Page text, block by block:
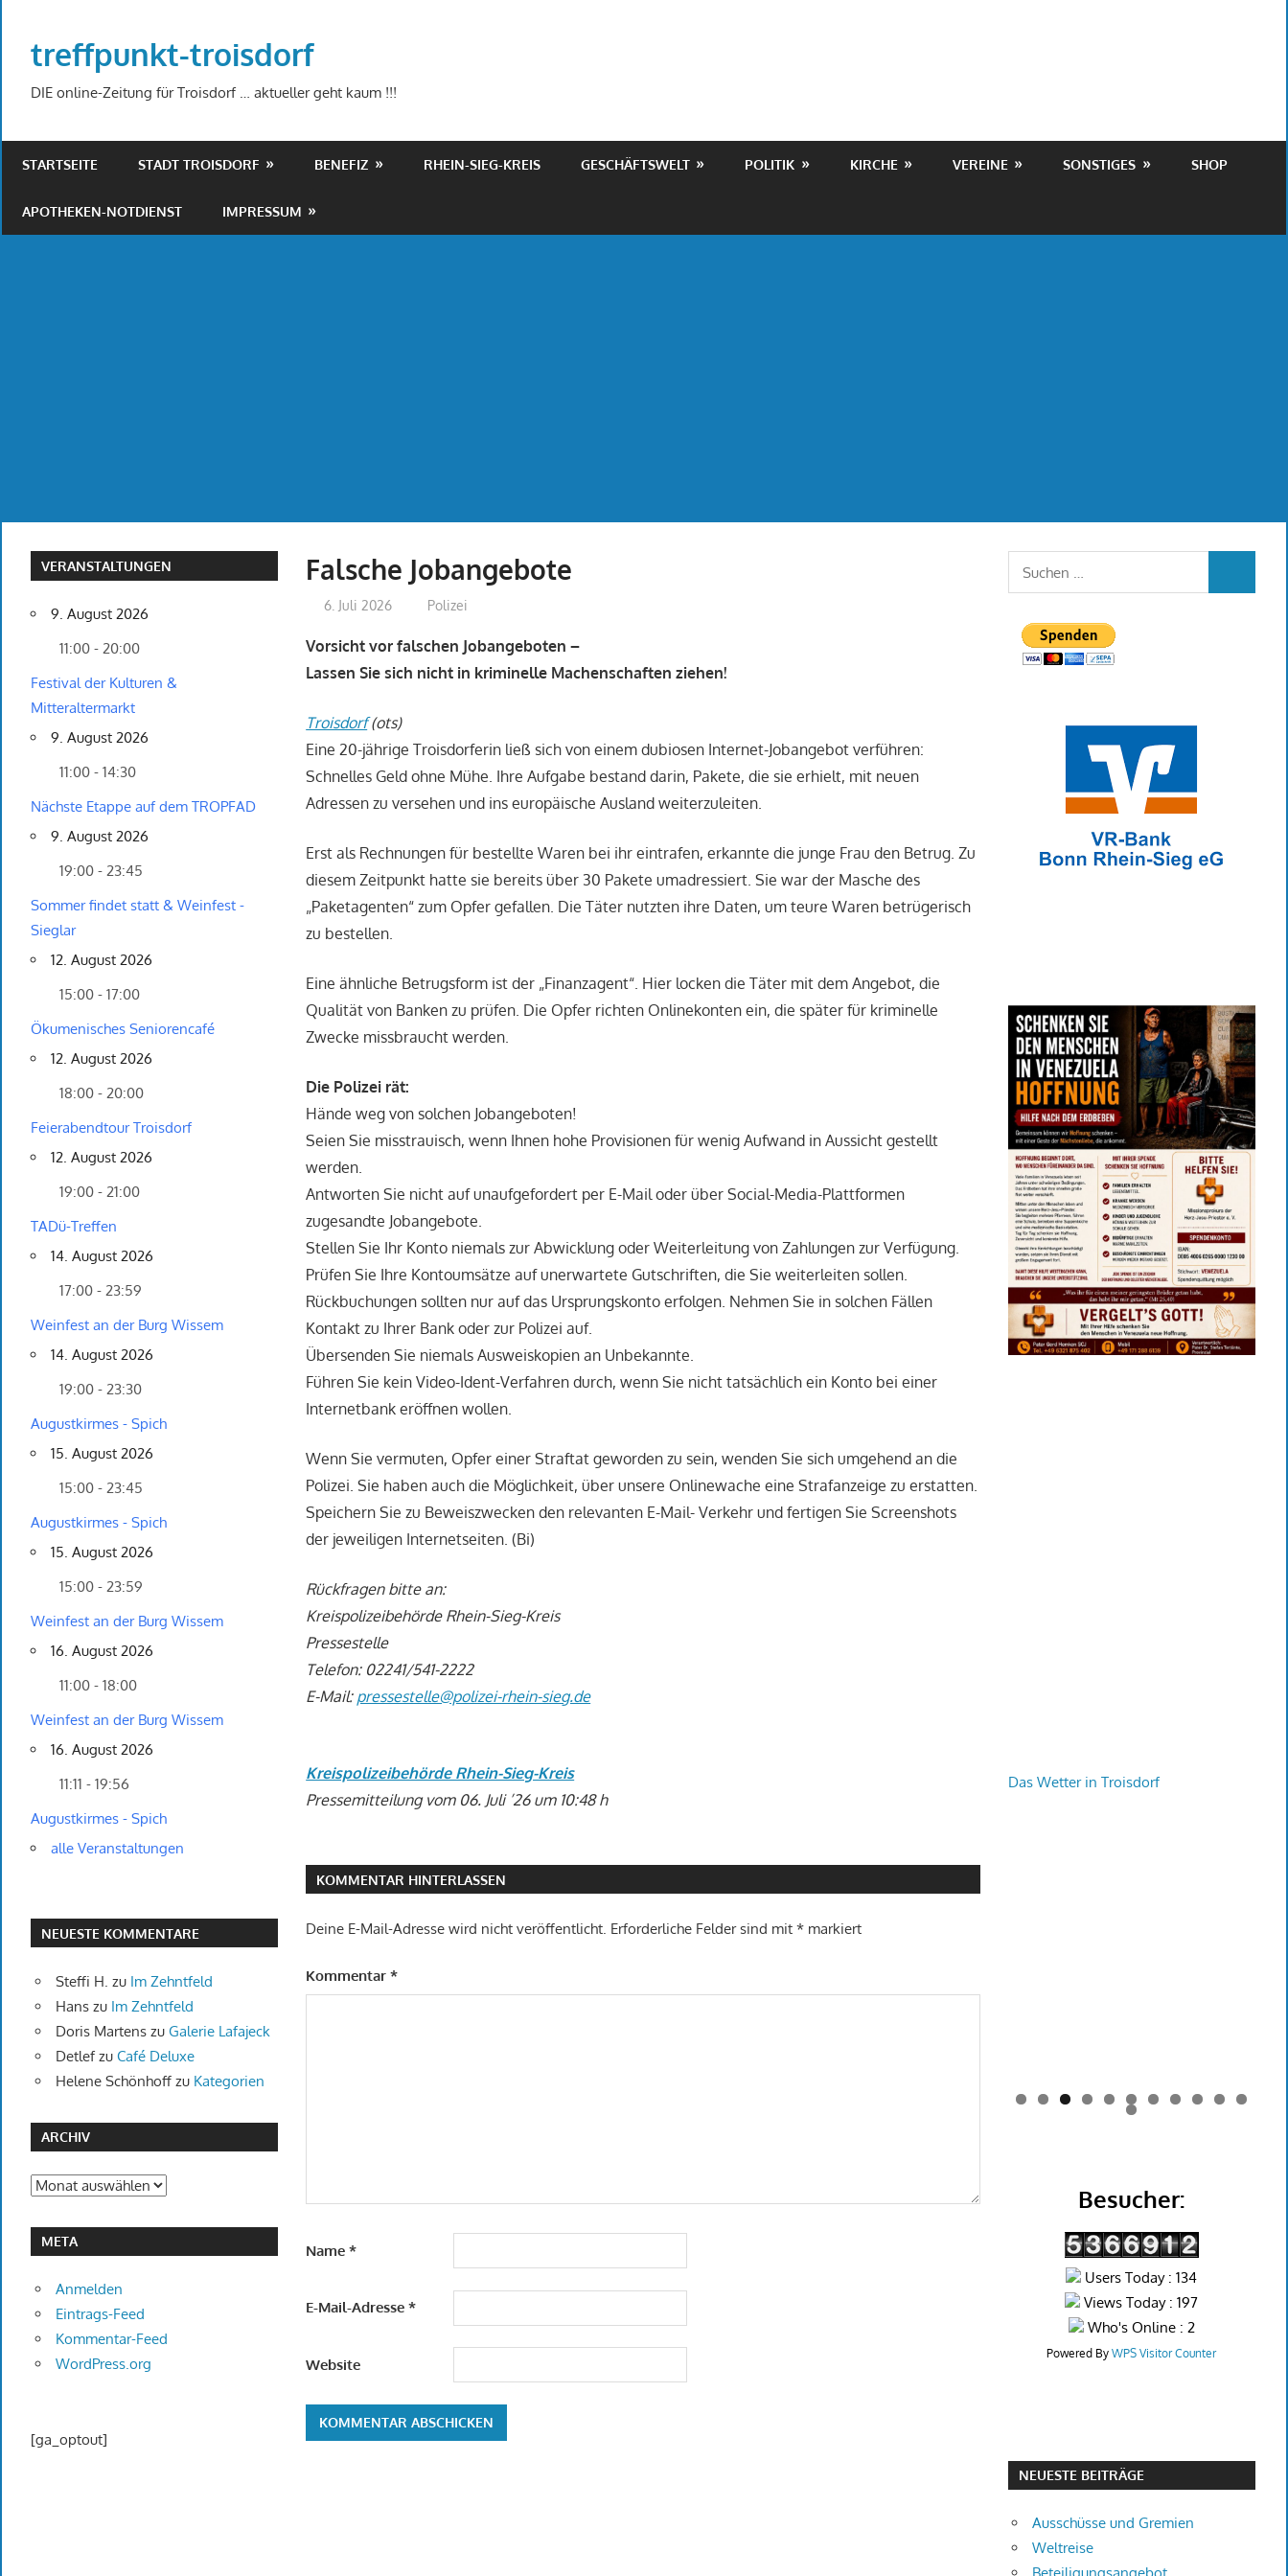
springen
treffpunkt-troisdorf
DIE online-Zeitung für Troisdorf … aktueller geht kaum !!!
STARTSEITE STADT TROISDORF BENEFIZ RHEIN-SIEG-KREIS GESCHÄFTSWELT POLITIK KIRCHE VEREINE SONSTIGES SHOP
APOTHEKEN-NOTDIENST IMPRESSUM
Falsche Jobangebote
6. Juli 2026 treffpunkt
Polizei
Vorsicht vor falschen Jobangeboten –
Lassen Sie sich nicht in kriminelle Machenschaften ziehen!
Troisdorf(ots)
Eine 20-jährige Troisdorferin ließ sich von einem dubiosen Internet-Jobangebot verführen:
Schnelles Geld ohne Mühe. Ihre Aufgabe bestand darin, Pakete, die sie erhielt, mit neuen
Adressen zu versehen und ins europäische Ausland weiterzuleiten.
Erst als Rechnungen für bestellte Waren bei ihr eintrafen, erkannte die junge Frau den Betrug. Zu
diesem Zeitpunkt hatte sie bereits über 30 Pakete umadressiert. Sie war der Masche des
„Paketagenten“ zum Opfer gefallen. Die Täter nutzten ihre Daten, um teure Waren betrügerisch
zu bestellen.
Eine ähnliche Betrugsform ist der „Finanzagent“. Hier locken die Täter mit dem Angebot, die
Qualität von Banken zu prüfen. Die Opfer richten Onlinekonten ein, die später für kriminelle
Zwecke missbraucht werden.
Die Polizei rät:
Hände weg von solchen Jobangeboten!
Seien Sie misstrauisch, wenn Ihnen hohe Provisionen für wenig Aufwand in Aussicht gestellt
werden.
Antworten Sie nicht auf unaufgefordert per E-Mail oder über Social-Media-Plattformen
zugesandte Jobangebote.
Stellen Sie Ihr Konto niemals zur Abwicklung oder Weiterleitung von Zahlungen zur Verfügung.
Prüfen Sie Ihre Kontoumsätze auf unerwartete Gutschriften, die Sie weiterleiten sollen.
Rückbuchungen sollten nur auf das Ursprungskonto erfolgen. Nehmen Sie in solchen Fällen
Kontakt zu Ihrer Bank oder zur Polizei auf.
Übersenden Sie niemals Ausweiskopien an Unbekannte.
Führen Sie kein Video-Ident-Verfahren durch, wenn Sie nicht tatsächlich ein Konto bei einer
Internetbank eröffnen wollen.
Wenn Sie vermuten, Opfer einer Straftat geworden zu sein, wenden Sie sich umgehend an die
Polizei. Sie haben auch die Möglichkeit, über unsere Onlinewache eine Strafanzeige zu erstatten.
Speichern Sie zu Beweiszwecken den relevanten E-Mail- Verkehr und fertigen Sie Screenshots
der jeweiligen Internetseiten. (Bi)
Rückfragen bitte an:
Kreispolizeibehörde Rhein-Sieg-Kreis
Pressestelle
Telefon: 02241/541-2222
E-Mail: pressestelle@polizei-rhein-sieg.de
Kreispolizeibehörde Rhein-Sieg-Kreis
Pressemitteilung vom 06. Juli ’26 um 10:48 h
KOMMENTAR HINTERLASSEN
Deine E-Mail-Adresse wird nicht veröffentlicht. Erforderliche Felder sind mit* markiert
Kommentar*
Name*
E-Mail-Adresse*
Website
VERANSTALTUNGEN
9. August 2026
11:00 - 20:00
Festival der Kulturen &
Mitteraltermarkt
9. August 2026
11:00 - 14:30
Nächste Etappe auf dem TROPFAD
9. August 2026
19:00 - 23:45
Sommer findet statt & Weinfest -
Sieglar
12. August 2026
15:00 - 17:00
Ökumenisches Seniorencafé
12. August 2026
18:00 - 20:00
Feierabendtour Troisdorf
12. August 2026
19:00 - 21:00
TADü-Treffen
14. August 2026
17:00 - 23:59
Weinfest an der Burg Wissem
14. August 2026
19:00 - 23:30
Augustkirmes - Spich
15. August 2026
15:00 - 23:45
Augustkirmes - Spich
15. August 2026
15:00 - 23:59
Weinfest an der Burg Wissem
16. August 2026
11:00 - 18:00
Weinfest an der Burg Wissem
16. August 2026
11:11 - 19:56
Augustkirmes - Spich
alle Veranstaltungen
NEUESTE KOMMENTARE
Steffi H. zu Im Zehntfeld
Hanszu Im Zehntfeld
Doris Martenszu Galerie Lafajeck
Detlefzu Café Deluxe
Helene Schönhoffzu Kategorien
ARCHIV
Archiv
META
Anmelden
Eintrags-Feed
Kommentar-Feed
WordPress.org
[ga_optout]
Das Wetter in Troisdorf
0 1
2
Besucher:
Users Today : 134
Views Today : 197
Who's Online : 2
Powered ByWPS Visitor Counter
NEUESTE BEITRÄGE
Ausschüsse und Gremien
Weltreise